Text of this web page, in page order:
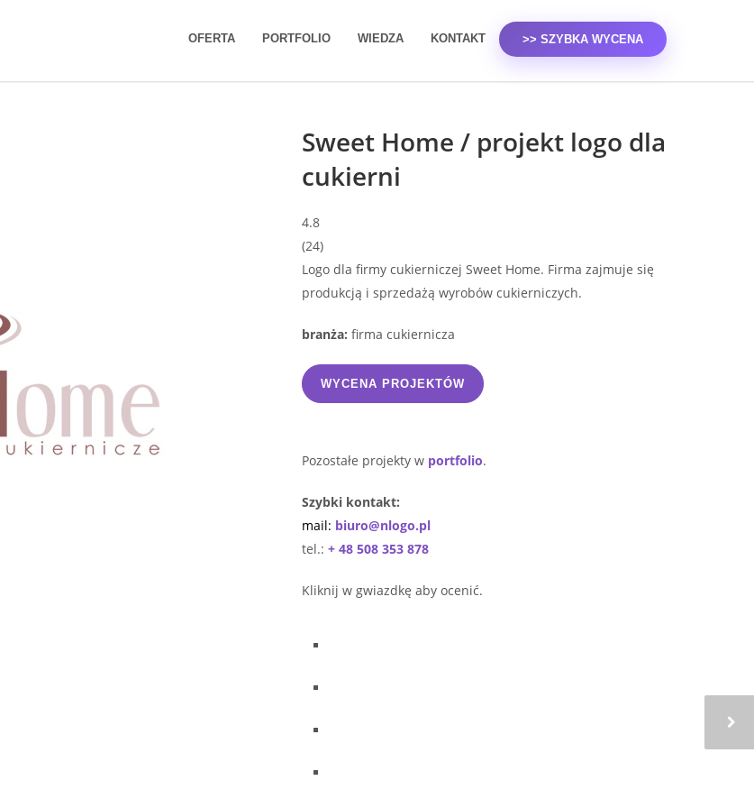
OFERTA PORTFOLIO WIEDZA KONTAKT >> SZYBKA WYCENA
Sweet Home / projekt logo dla
cukierni
4.8
(24)
Logo dla firmy cukierniczej Sweet Home. Firma zajmuje się
produkcją i sprzedażą wyrobów cukierniczych.
branża: firma cukiernicza
WYCENA PROJEKTÓW
Pozostałe projekty w portfolio.
Szybki kontakt:
mail: biuro@nlogo.pl
tel.: + 48 508 353 878
Kliknij w gwiazdkę aby ocenić.